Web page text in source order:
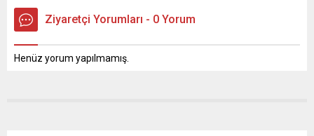
Ziyaretçi Yorumları - 0 Yorum
Henüz yorum yapılmamış.